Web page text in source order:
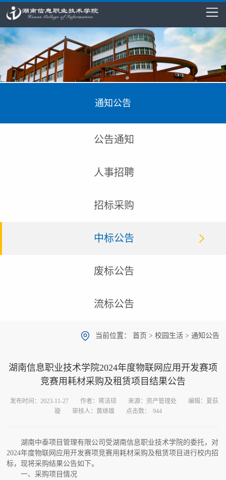
通知公告
公告通知
人事招聘
招标采购
中标公告
废标公告
流标公告
当前位置： 首页 > 校园生活> 通知公告
湖南信息职业技术学院2024年度物联网应用开发赛项
竞赛用耗材采购及租赁项目结果公告
发布时间：2023-11-27 作者：蒋洁琼 来源：资产管理处
编辑：夏荻
璇
审核人：黄继雄 点击数： 944
湖南中泰项目管理有限公司受湖南信息职业技术学院的委托，对
2024年度物联网应用开发赛项竞赛用耗材采购及租赁项目进行校内招
标，现将采购结果公告如下。
一、采购项目情况